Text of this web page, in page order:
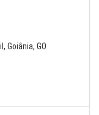
Goiânia, GO